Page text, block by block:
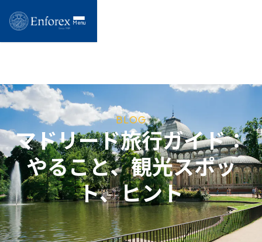
Menu
BLOG
マドリード旅行ガイド：
やること、観光スポッ
ト、ヒント